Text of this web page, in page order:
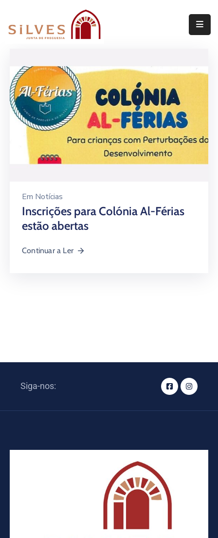
Junta
de
Freguesia
Assembleia
Freguesia
Projetos
Em Notícias
Inscrições para Colónia Al-Férias
estão abertas
Continuar a Ler
Siga-nos: